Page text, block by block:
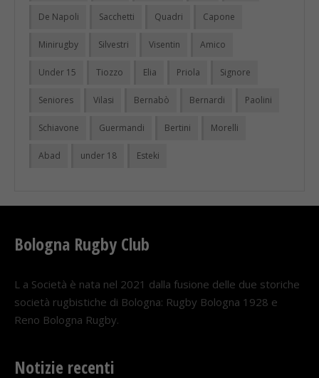
De Napoli Sacchetti Quadri Capone
Minirugby Silvestri Visentin Amico
Under 15 Tiozzo Elia Priola Signore
Seniores Vilasi Bernabò Bernardi Paolini
Schiavone Guermandi Bertini Morelli
Abad under 18 Esteki
Bologna Rugby Club
L a Società è nata nel 2021 dalla fusione delle due storiche
società rugbistiche di Bologna: Rugby Bologna 1928 e
Reno Bologna Rugby.
Notizie recenti